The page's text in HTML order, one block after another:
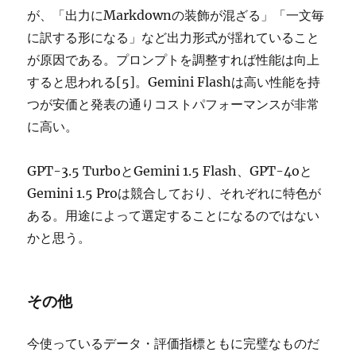
が、「出力にMarkdownの装飾が混ざる」「一文毎
に訳する形になる」など出力形式が揺れていること
が原因である。プロンプトを調整すれば性能は向上
すると思われる[5]。Gemini Flashは高い性能を持
つが安価と発表の通りコストパフォーマンスが非常
に高い。
GPT-3.5 TurboとGemini 1.5 Flash、GPT-4oと
Gemini 1.5 Proは競合しており、それぞれに特色が
ある。用途によって選定することになるのではない
かと思う。
その他
今使っているデータ・評価指標ともに完璧なものだ